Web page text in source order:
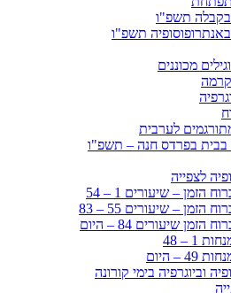
תשפ"ו
תשפ"ו
מכוננים
לערבית
בבית בפרדס חנה – תשפ"ו
לצפייה
הזמן – שיעורים 1 – 54
הזמן – שיעורים 55 – 83
הזמן שיעורים 84 – היום
1 – 48
– היום
וביוגרפיה בימי קורונה